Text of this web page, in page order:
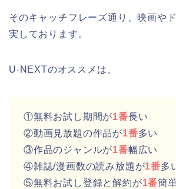
そのキャッチフレーズ通り、映画や
実しております。
U-NEXTのオススメは、
①無料お試し期間が1番長い
②動画見放題の作品が1番多い
③作品のジャンルが1番幅広い
④雑誌/漫画数の読み放題が1番多
⑤無料お試し登録と解約が1番簡